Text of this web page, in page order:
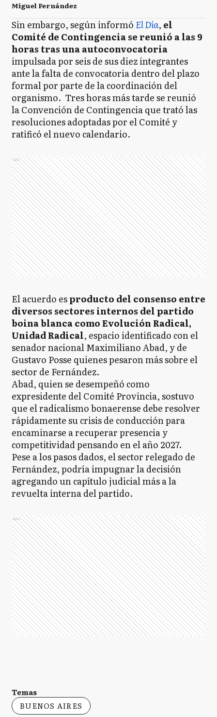
Miguel Fernández
Sin embargo, según informó El Día, el
Comité de Contingencia se reunió a las 9
horas tras una autoconvocatoria
impulsada por seis de sus diez integrantes
ante la falta de convocatoria dentro del plazo
formal por parte de la coordinación del
organismo. Tres horas más tarde se reunió
la Convención de Contingencia que trató las
resoluciones adoptadas por el Comité y
ratificó el nuevo calendario.
Ads
El acuerdo esproducto del consenso entre
diversos sectores internos del partido
boina blanca como Evolución Radical,
Unidad Radical, espacio identificado con el
senador nacional Maximiliano Abad, y de
Gustavo Posse quienes pesaron más sobre el
sector de Fernández.
Abad, quien se desempeñó como
expresidente del Comité Provincia, sostuvo
que el radicalismo bonaerense debe resolver
rápidamente su crisis de conducción para
encaminarse a recuperar presencia y
competitividad pensando en el año 2027.
Pese a los pasos dados, el sector relegado de
Fernández, podría impugnar la decisión
agregando un capítulo judicial más a la
revuelta interna del partido.
Ads
Temas
BUENOS AIRES